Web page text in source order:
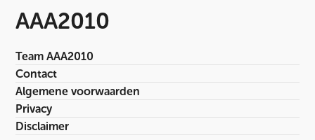
AAA2010
Team AAA2010
Contact
Algemene voorwaarden
Privacy
Disclaimer